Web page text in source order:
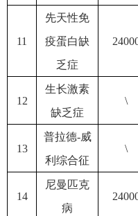
11
先天性免
疫蛋白缺
乏症
12
生长激素
缺乏症
\
13
普拉德-威
利综合征
\
14
尼曼匹克
病